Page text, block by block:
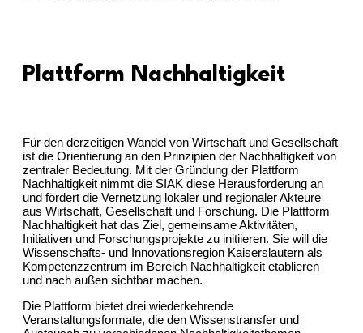
Plattform Nachhaltigkeit
Für den derzeitigen Wandel von Wirtschaft und Gesellschaft
ist die Orientierung an den Prinzipien der Nachhaltigkeit von
zentraler Bedeutung. Mit der Gründung der Plattform
Nachhaltigkeit nimmt die SIAK diese Herausforderung an
und fördert die Vernetzung lokaler und regionaler Akteure
aus Wirtschaft, Gesellschaft und Forschung. Die Plattform
Nachhaltigkeit hat das Ziel, gemeinsame Aktivitäten,
Initiativen und Forschungsprojekte zu initiieren. Sie will die
Wissenschafts- und Innovationsregion Kaiserslautern als
Kompetenzzentrum im Bereich Nachhaltigkeit etablieren
und nach außen sichtbar machen.
Die Plattform bietet drei wiederkehrende
Veranstaltungsformate, die den Wissenstransfer und